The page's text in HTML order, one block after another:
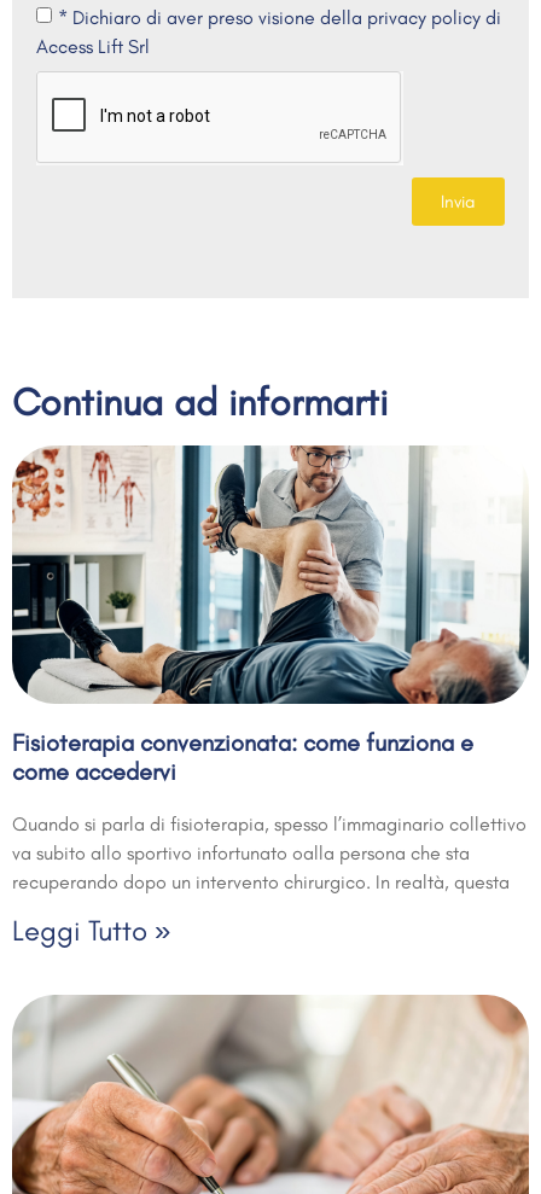
* Dichiaro di aver preso visione della privacy policy di
Access Lift Srl
Invia
Continua ad informarti
Fisioterapia convenzionata: come funziona e
come accedervi
Quando si parla di fisioterapia, spesso l’immaginario collettivo
va subito allo sportivo infortunato oalla persona che sta
recuperando dopo un intervento chirurgico. In realtà, questa
Leggi Tutto »